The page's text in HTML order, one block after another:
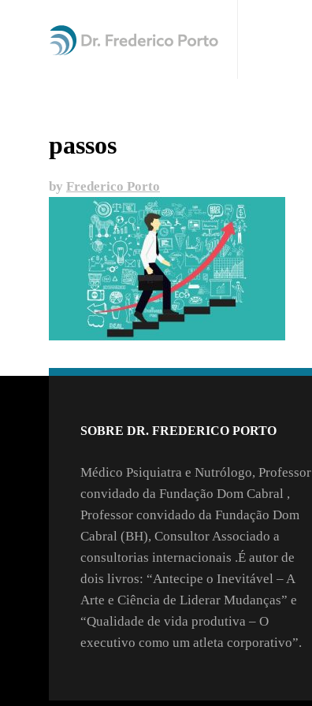
passos
by Frederico Porto
SOBRE DR. FREDERICO PORTO
Médico Psiquiatra e Nutrólogo, Professor
convidado da Fundação Dom Cabral ,
Professor convidado da Fundação Dom
Cabral (BH), Consultor Associado a
consultorias internacionais .É autor de
dois livros: “Antecipe o Inevitável – A
Arte e Ciência de Liderar Mudanças” e
“Qualidade de vida produtiva – O
executivo como um atleta corporativo”.